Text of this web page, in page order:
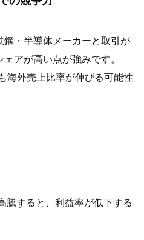
・半導体メーカーと取引が
アが高い点が強みです。
海外売上比率が伸びる可能性
すると、利益率が低下する